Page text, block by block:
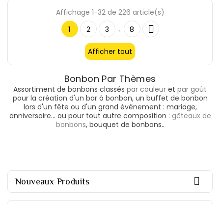
Affichage 1-32 de 226 article(s)
1
2 3 … 8 
Afficher tout
Bonbon Par Thèmes
Assortiment de bonbons classés par couleur et par goût
pour la création d'un bar à bonbon, un buffet de bonbon
lors d'un fête ou d'un grand événement : mariage,
anniversaire... ou pour tout autre composition : gâteaux de
bonbons, bouquet de bonbons..
Nouveaux Produits 